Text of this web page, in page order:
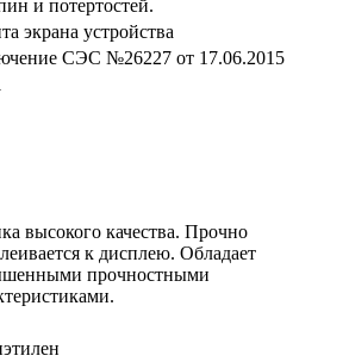
и потертостей.
экрана устройства
СЭС №26227 от 17.06.2015
высокого качества. Прочно
к дисплею. Обладает
прочностными